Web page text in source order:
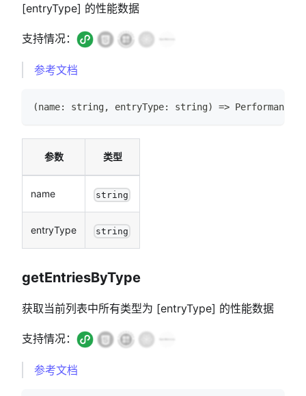
[entryType] 的性能数据
支持情况：
参考文档
(name: string, entryType: string) =>
参数 类型
name string
entryType string
getEntriesByType
获取当前列表中所有类型为 [entryType] 的性能数据
支持情况：
参考文档